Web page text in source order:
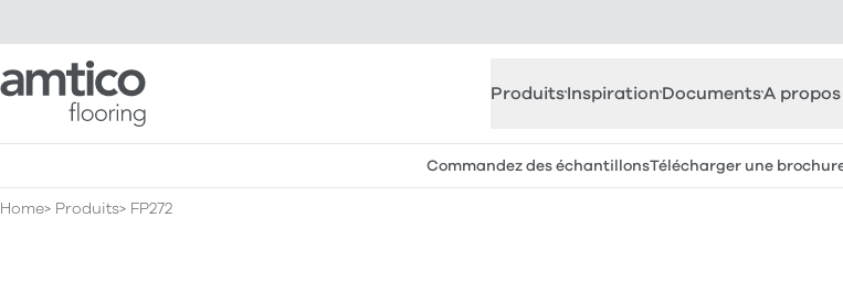
Amtico Flooring
ProduitsInspirationDocumentsA
Commandez des échantillonsTélécharger une
Home Produits FP272